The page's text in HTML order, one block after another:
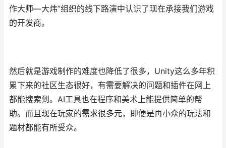
作大师—大炜”组织的线下路演中认识了现在承接我们游戏
的开发商。
然后就是游戏制作的难度也降低了很多，Unity这么多年积
累下来的社区生态很好，有需要解决的问题和插件在网上
都能搜索到。AI工具也在程序和美术上能提供简单的帮
助。而且现在玩家的需求很多元，即便是再小众的玩法和
题材都能有所受众。